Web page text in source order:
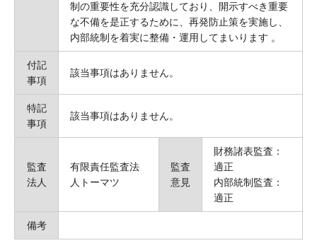
制の重要性を充分認識しており、開示すべき重要
な不備を是正するために、再発防止策を実施し、
内部統制を着実に整備・運用してまいります 。
付記
事項
該当事項はありません。
特記
事項
該当事項はありません。
監査
法人
有限責任監査法
人トーマツ
監査
意見
財務諸表監査：
適正
内部統制監査：
適正
備考